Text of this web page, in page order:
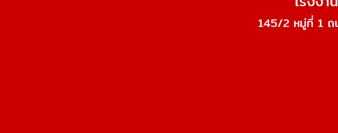
145/2 หมู่ที่ 1 ถ